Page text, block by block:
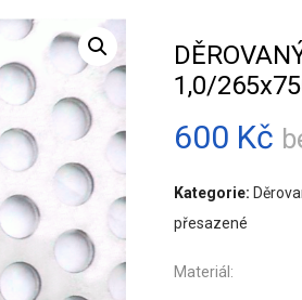
1,0/
600 Kč
Kategorie:
přesazené
Materiál: